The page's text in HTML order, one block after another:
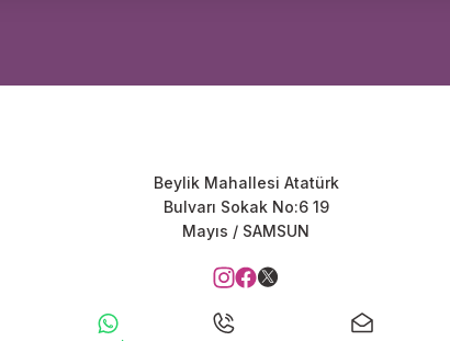
Beylik Mahallesi Atatürk
Bulvarı Sokak No:6 19
Mayıs / SAMSUN